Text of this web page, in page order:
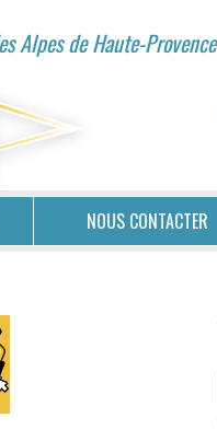
Alpes de Haute-Provence
NOUS CONTACTER